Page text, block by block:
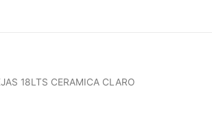
18LTS CERAMICA CLARO